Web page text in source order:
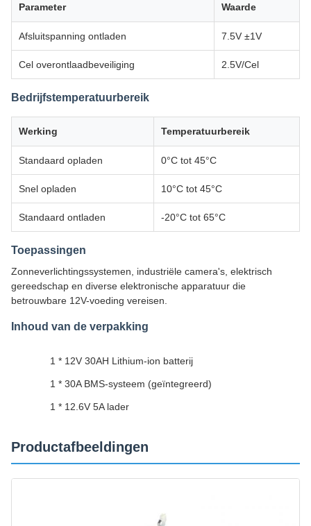
Parameter Waarde
Afsluitspanning ontladen 7.5V ±1V
Cel overontlaadbeveiliging 2.5V/Cel
Bedrijfstemperatuurbereik
Werking Temperatuurbereik
Standaard opladen 0°C tot 45°C
Snel opladen 10°C tot 45°C
Standaard ontladen -20°C tot 65°C
Toepassingen
Zonneverlichtingssystemen, industriële camera's, elektrisch
gereedschap en diverse elektronische apparatuur die
betrouwbare 12V-voeding vereisen.
Inhoud van de verpakking
1 * 12V 30AH Lithium-ion batterij
1 * 30A BMS-systeem (geïntegreerd)
1 * 12.6V 5A lader
Productafbeeldingen